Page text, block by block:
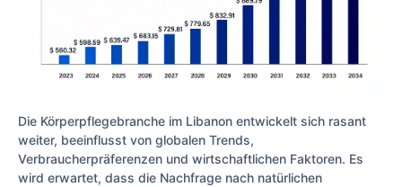
Die Körperpflegebranche im Libanon entwickelt sich rasant
weiter, beeinflusst von globalen Trends,
Verbraucherpräferenzen und wirtschaftlichen Faktoren. Es
wird erwartet, dass die Nachfrage nach natürlichen